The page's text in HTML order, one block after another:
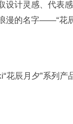
设计灵感、 代表
浪漫的名字——“花
花辰月夕”系列产